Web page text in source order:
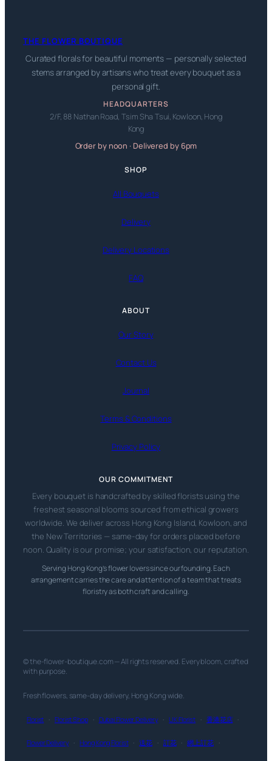
THE FLOWER BOUTIQUE
Curated florals for beautiful moments — personally selected
stems arranged by artisans who treat every bouquet as a
personal gift.
HEADQUARTERS
2/F, 88 Nathan Road, Tsim Sha Tsui, Kowloon, Hong
Kong
Order by noon · Delivered by 6pm
SHOP
All Bouquets
Delivery
Delivery Locations
FAQ
ABOUT
Our Story
Contact Us
Journal
Terms & Conditions
Privacy Policy
OUR COMMITMENT
Every bouquet is handcrafted by skilled florists using the
freshest seasonal blooms sourced from ethical growers
worldwide. We deliver across Hong Kong Island, Kowloon, and
the New Territories — same-day for orders placed before
noon. Quality is our promise; your satisfaction, our reputation.
Serving Hong Kong’s flower lovers since our founding. Each
arrangement carries the care and attention of a team that treats
floristry as both craft and calling.
© the-flower-boutique.com — All rights reserved. Every bloom, crafted
with purpose.
Fresh flowers, same-day delivery, Hong Kong wide.
Florist · Florist Shop · Dubai Flower Delivery · UK Florist · 香港花店 ·
Flower Delivery · Hong Kong Florist · 送花 · 訂花 · 網上訂花 ·